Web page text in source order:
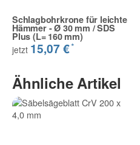
Schlagbohrkrone für leichte
Hämmer - Ø 30 mm / SDS
Plus (L= 160 mm)
jetzt 15,07 €*
Ähnliche Artikel